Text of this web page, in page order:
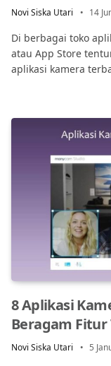
Novi Siska Utari 14
Di berbagai toko
atau App Store
aplikasi kamera
8 Aplikasi
Beragam Fitur
Novi Siska Utari 5